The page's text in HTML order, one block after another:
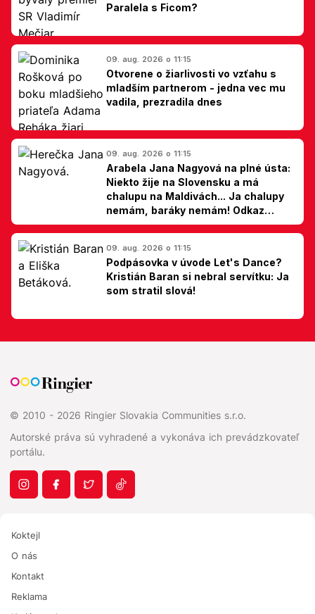
Paralela s Ficom?
09. aug. 2026 o 11:15
Otvorene o žiarlivosti vo vzťahu s
mladším partnerom - jedna vec mu
vadila, prezradila dnes
09. aug. 2026 o 11:15
Arabela Jana Nagyová na plné ústa:
Niekto žije na Slovensku a má
chalupu na Maldivách... Ja chalupy
nemám, baráky nemám! Odkaz
Slovákom
09. aug. 2026 o 11:15
Podpásovka v úvode Let's Dance?
Kristián Baran si nebral servítku: Ja
som stratil slová!
© 2010 - 2026 Ringier Slovakia Communities s.r.o.
Autorské práva sú vyhradené a vykonáva ich prevádzkovateľ
portálu.
Koktejl
O nás
Kontakt
Reklama